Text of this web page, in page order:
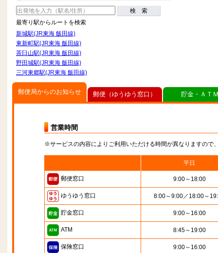
検 索
最寄り駅からルートを検索
新城駅(JR東海 飯田線)
東新町駅(JR東海 飯田線)
茶臼山駅(JR東海 飯田線)
野田城駅(JR東海 飯田線)
三河東郷駅(JR東海 飯田線)
郵便局からのお知らせ
営業時間
※サービスの内容によりご利用いただける時間が異なりますので
平日
郵便窓口 9:00～18:00
ゆうゆう窓口 8:00～9:00／18:00～
貯金窓口 9:00～16:00
ATM 8:45～19:00
保険窓口 9:00～16:00
郵便（ゆうゆう窓口） 貯金・ＡＴ